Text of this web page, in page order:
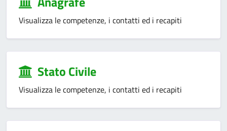
Visualizza le competenze, i contatti ed i recapiti
Stato Civile
Visualizza le competenze, i contatti ed i recapiti